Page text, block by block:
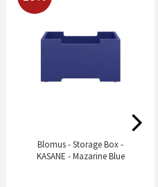
Blomus - Storage Box -
KASANE - Mazarine Blue